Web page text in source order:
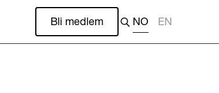
Bli medlem NO EN